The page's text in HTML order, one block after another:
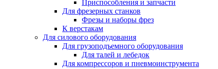
Приспособления и запчасти
Для фрезерных станков
Фрезы и наборы фрез
К верстакам
Для силового оборудования
Для грузоподъемного оборудования
Для талей и лебедок
Для компрессоров и пневмоинструмента